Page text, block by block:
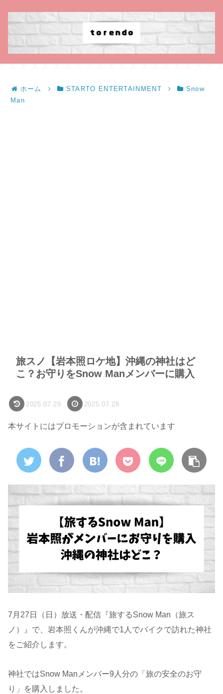
ホーム STARTO ENTERTAINMENT
Snow
Man
旅スノ【岩本照ロケ地】沖縄の神社はど
こ？お守りをSnow Manメンバーに購入
2025.07.29 2025.07.28
本サイトにはプロモーションが含まれています
7月27日（日）放送・配信『旅するSnow Man（旅ス
ノ）』で、岩本照くんが沖縄で1人でバイクで訪れた神社
をご紹介します。
神社ではSnow Manメンバー9人分の「旅の安全のお守
り」を購入しました。